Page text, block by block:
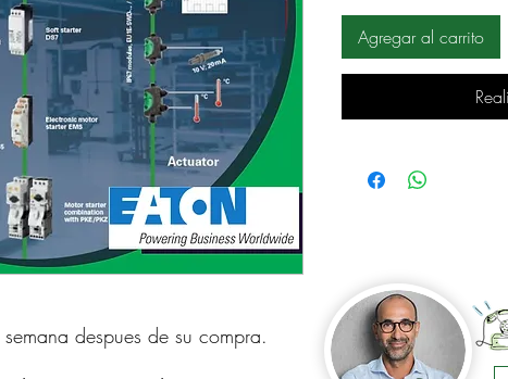
despues de su compra.
Agregar al carrito